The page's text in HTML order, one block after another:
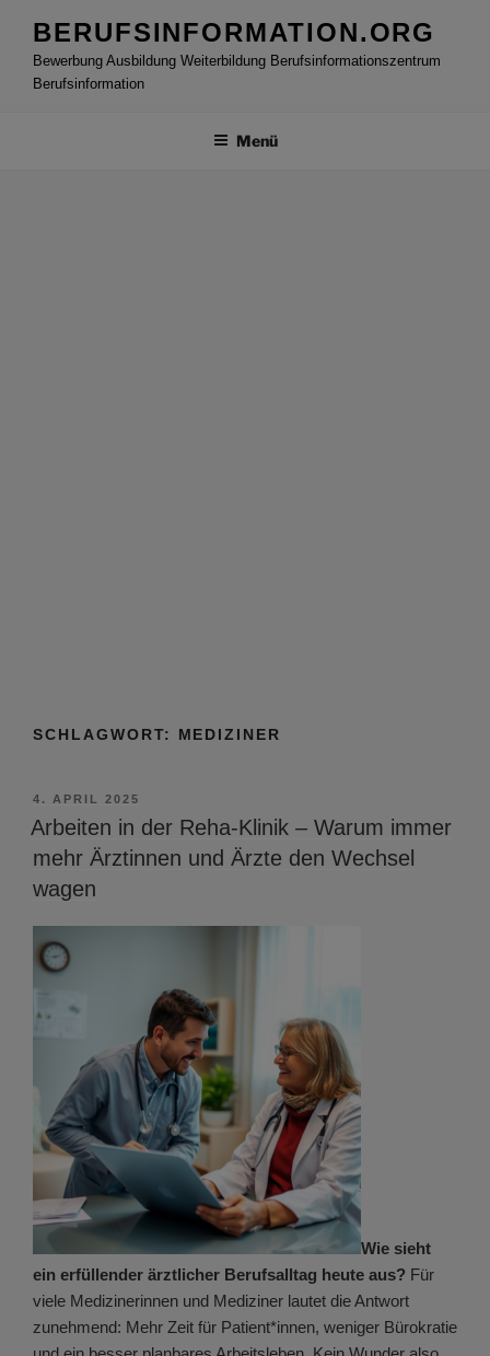
Inhalt
springen
BERUFSINFORMATION.ORG
Bewerbung Ausbildung Weiterbildung Berufsinformationszentrum
Berufsinformation
Menü
SCHLAGWORT: MEDIZINER
VERÖFFENTLICHT
AM
4. APRIL 2025
Arbeiten in der Reha-Klinik – Warum immer
mehr Ärztinnen und Ärzte den Wechsel
wagen
Wie sieht
ein erfüllender ärztlicher Berufsalltag heute aus? Für
viele Medizinerinnen und Mediziner lautet die Antwort
zunehmend: Mehr Zeit für Patient*innen, weniger Bürokratie